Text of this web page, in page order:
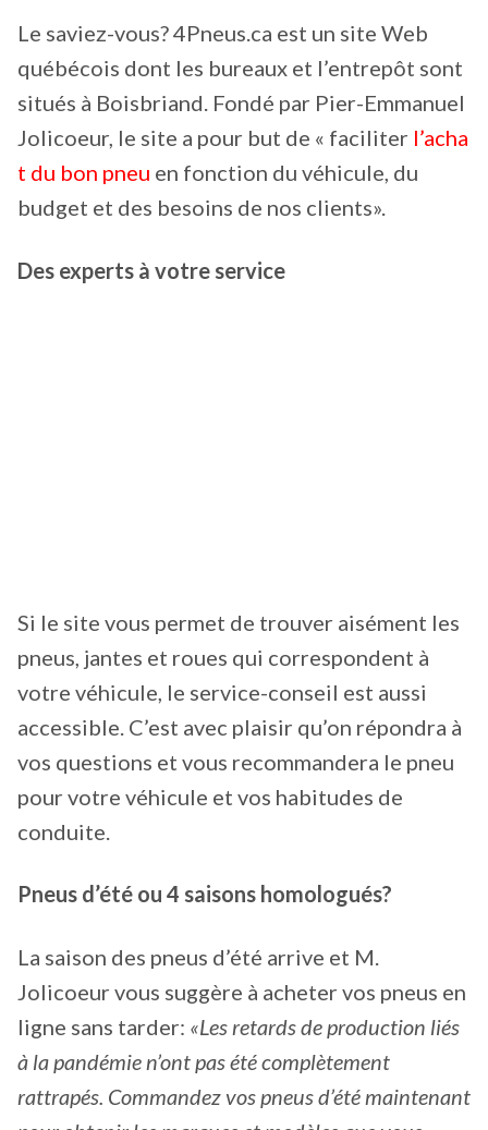
Le saviez-vous? 4Pneus.ca est un site Web
québécois dont les bureaux et l’entrepôt sont
situés à Boisbriand. Fondé par Pier-Emmanuel
Jolicoeur, le site a pour but de « faciliter l’acha
t du bon pneu en fonction du véhicule, du
budget et des besoins de nos clients».
Des experts à votre service
Si le site vous permet de trouver aisément les
pneus, jantes et roues qui correspondent à
votre véhicule, le service-conseil est aussi
accessible. C’est avec plaisir qu’on répondra à
vos questions et vous recommandera le pneu
pour votre véhicule et vos habitudes de
conduite.
Pneus d’été ou 4 saisons homologués?
La saison des pneus d’été arrive et M.
Jolicoeur vous suggère à acheter vos pneus en
ligne sans tarder: «Les retards de production liés
à la pandémie n’ont pas été complètement
rattrapés. Commandez vos pneus d’été maintenant